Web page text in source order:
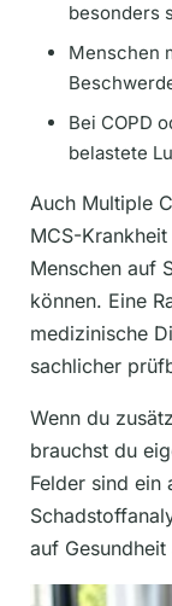
besonders
Menschen
Bei COPD
belastete
Auch Multiple
MCS-
Menschen auf
können. Eine
medizinische
sachlicher
Wenn du
brauchst du
Felder sind ein
auf